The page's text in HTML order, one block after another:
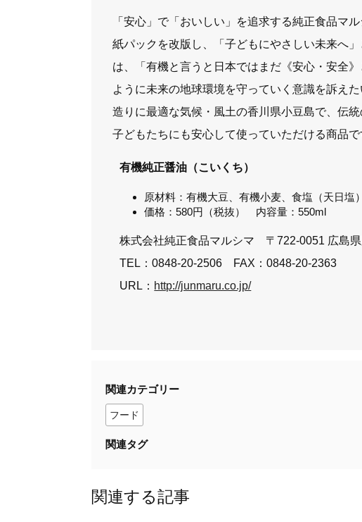
「安心」で「おいしい」を追求する純正食品マ
紙パックを改版し、「子どもにやさしい未来へ
は、「有機と言うと日本ではまだ《安心・安全
ように未来の地球環境を守っていく意識を訴え
造りに最適な気候・風土の香川県小豆島で、伝
子どもたちにも安心して使っていただける商品で
有機純正醤油（こいくち）
原材料：有機大豆、有機小麦、食塩（天日塩）
価格：580円（税抜） 内容量：550ml
株式会社純正食品マルシマ 〒722-0051 広島県
TEL：0848-20-2506 FAX：0848-20-2363
URL： http://junmaru.co.jp/
関連カテゴリー
フード
関連タグ
関連する記事